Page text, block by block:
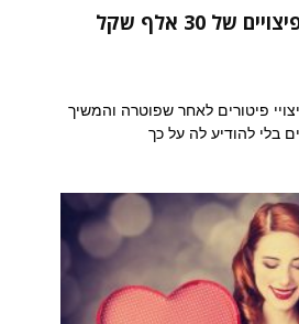
ביה"ד למעסיק: שלם פיצויים של 30 אלף שקל
פיטורים לאחר שפוטרה והמשיך
בלי להודיע לה על כך